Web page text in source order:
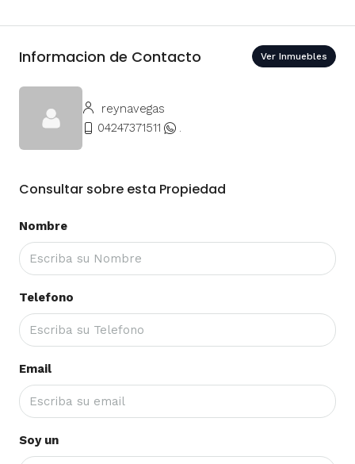
Informacion de Contacto Ver Inmuebles
reynavegas
04247371511
.
Consultar sobre esta Propiedad
Nombre
Telefono
Email
Soy un